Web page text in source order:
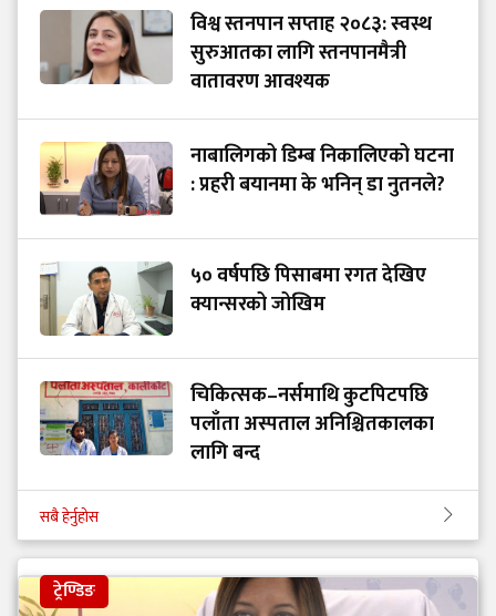
विश्व स्तनपान सप्ताह २०८३: स्वस्थ
सुरुआतका लागि स्तनपानमैत्री
वातावरण आवश्यक
नाबालिगको डिम्ब निकालिएको घटना
: प्रहरी बयानमा के भनिन् डा नुतनले?
५० वर्षपछि पिसाबमा रगत देखिए
क्यान्सरको जोखिम
चिकित्सक–नर्समाथि कुटपिटपछि
पलाँता अस्पताल अनिश्चितकालका
लागि बन्द
सबै हेर्नुहोस
ट्रेण्डिङ